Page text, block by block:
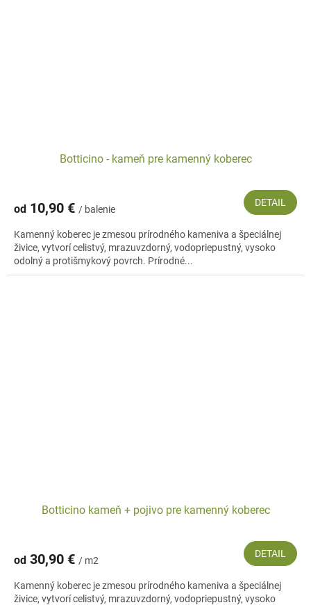
Botticino - kameň pre kamenný koberec
od 10,90 € / balenie
DETAIL
Kamenný koberec je zmesou prírodného kameniva a špeciálnej
živice, vytvorí celistvý, mrazuvzdorný, vodopriepustný, vysoko
odolný a protišmykový povrch. Prírodné...
Botticino kameň + pojivo pre kamenný koberec
od 30,90 € / m2
DETAIL
Kamenný koberec je zmesou prírodného kameniva a špeciálnej
živice, vytvorí celistvý, mrazuvzdorný, vodopriepustný, vysoko